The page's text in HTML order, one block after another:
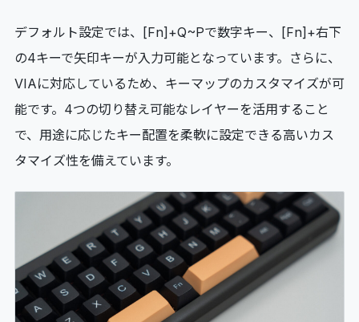
デフォルト設定では、[Fn]+Q~Pで数字キー、[Fn]+右下
の4キーで矢印キーが入力可能となっています。さらに、
VIAに対応しているため、キーマップのカスタマイズが可
能です。4つの切り替え可能なレイヤーを活用すること
で、用途に応じたキー配置を柔軟に設定できる高いカス
タマイズ性を備えています。